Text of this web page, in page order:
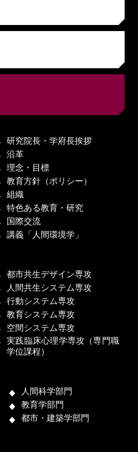
研究院長・学府長挨拶
沿革
理念・目標
教育方針（ポリシー）
組織
特色ある教育・研究
国際交流
講義「人間環境学」
都市共生デザイン専攻
人間共生システム専攻
行動システム専攻
教育システム専攻
空間システム専攻
実践臨床心理学専攻（専門職
学位課程）
人間科学部門
教育学部門
都市・建築学部門